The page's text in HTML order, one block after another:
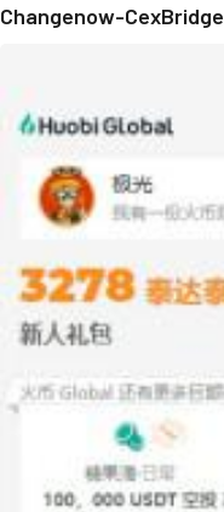
Changenow-CexBridge